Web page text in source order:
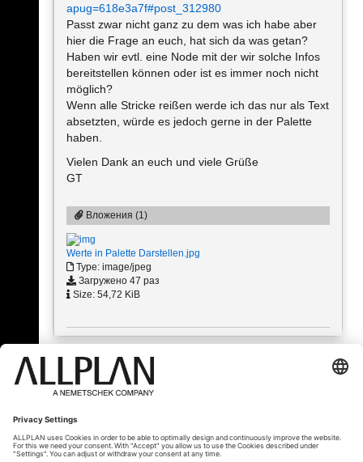
apug=618e3a7f#post_312980
Passt zwar nicht ganz zu dem was ich habe aber
hier die Frage an euch, hat sich da was getan?
Haben wir evtl. eine Node mit der wir solche Infos
bereitstellen können oder ist es immer noch nicht
möglich?
Wenn alle Stricke reißen werde ich das nur als Text
absetzten, würde es jedoch gerne in der Palette
haben.
Vielen Dank an euch und viele Grüße
GT
Вложения (1)
Werte in Palette Darstellen.jpg
Type: image/jpeg
Загружено 47 раз
Size: 54,72 KiB